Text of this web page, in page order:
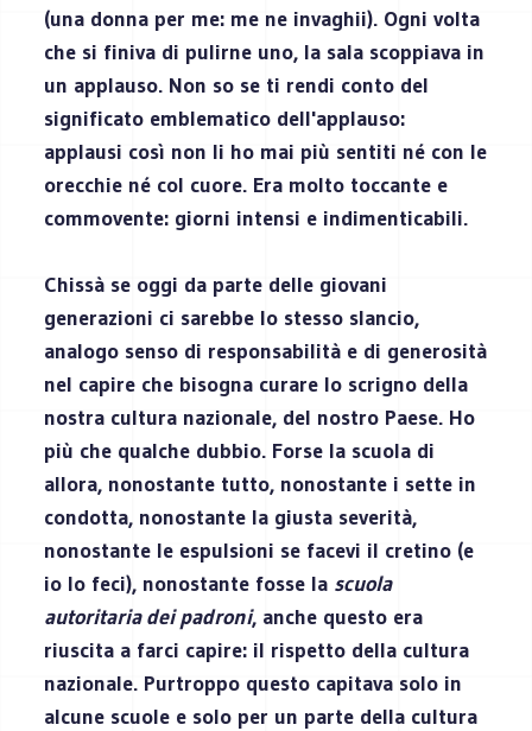
(una donna per me: me ne invaghii). Ogni volta
che si finiva di pulirne uno, la sala scoppiava in
un applauso. Non so se ti rendi conto del
significato emblematico dell'applauso:
applausi così non li ho mai più sentiti né con le
orecchie né col cuore. Era molto toccante e
commovente: giorni intensi e indimenticabili.
Chissà se oggi da parte delle giovani
generazioni ci sarebbe lo stesso slancio,
analogo senso di responsabilità e di generosità
nel capire che bisogna curare lo scrigno della
nostra cultura nazionale, del nostro Paese. Ho
più che qualche dubbio. Forse la scuola di
allora, nonostante tutto, nonostante i sette in
condotta, nonostante la giusta severità,
nonostante le espulsioni se facevi il cretino (e
io lo feci), nonostante fosse la scuola
autoritaria dei padroni, anche questo era
riuscita a farci capire: il rispetto della cultura
nazionale. Purtroppo questo capitava solo in
alcune scuole e solo per un parte della cultura